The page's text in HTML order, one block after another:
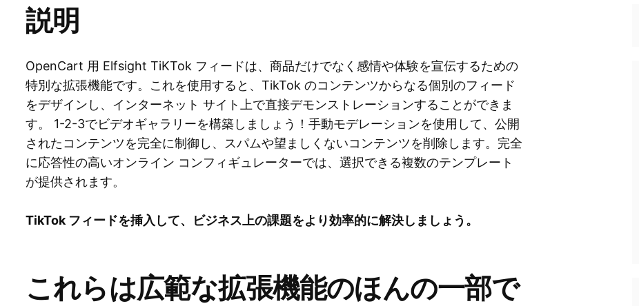
説明
OpenCart 用 Elfsight TiKTok フィードは、商品だけでなく感情や体験を宣伝するための
特別な拡張機能です。これを使用すると、TikTok のコンテンツからなる個別のフィード
をデザインし、インターネット サイト上で直接デモンストレーションすることができま
す。 1-2-3でビデオギャラリーを構築しましょう！手動モデレーションを使用して、公開
されたコンテンツを完全に制御し、スパムや望ましくないコンテンツを削除します。完全
に応答性の高いオンライン コンフィギュレーターでは、選択できる複数のテンプレート
が提供されます。
TikTok フィードを挿入して、ビジネス上の課題をより効率的に解決しましょう。
これらは広範な拡張機能のほんの一部で